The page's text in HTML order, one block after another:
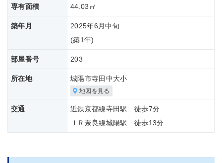
専有面積 44.03㎡
築年月
2025年6月中旬
(築1年)
部屋番号 203
所在地 城陽市寺田中大小
地図を見る
交通
近鉄京都線寺田駅 徒歩7分
ＪＲ奈良線城陽駅 徒歩13分